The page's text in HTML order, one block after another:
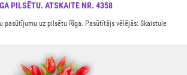
PILSĒTU. ATSKAITE NR. 4358
pasūtījumu uz pilsētu Rīga. Pasūtītājs vēlējās: Skaistule